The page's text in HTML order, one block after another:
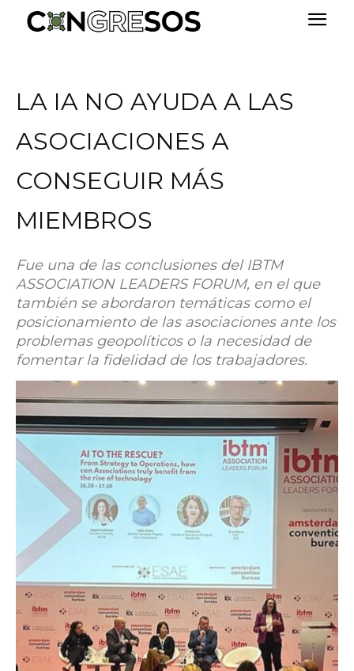
LA IA NO AYUDA A LAS
ASOCIACIONES A
CONSEGUIR MÁS
MIEMBROS
Fue una de las conclusiones del IBTM
ASSOCIATION LEADERS FORUM, en el que
también se abordaron temáticas como el
posicionamiento de las asociaciones ante los
problemas geopolíticos o la necesidad de
fomentar la fidelidad de los trabajadores.